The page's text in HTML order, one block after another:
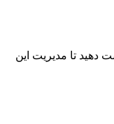
دهید تا مدیریت این